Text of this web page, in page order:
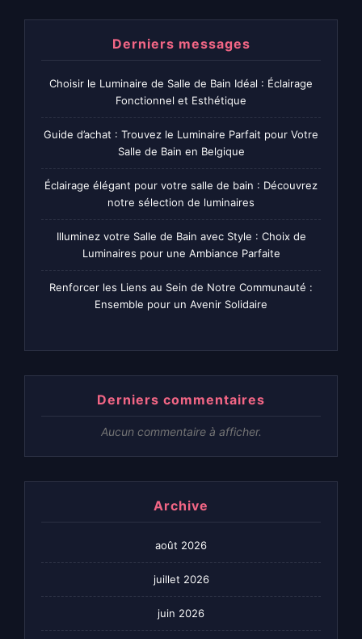
Derniers messages
Choisir le Luminaire de Salle de Bain Idéal : Éclairage
Fonctionnel et Esthétique
Guide d’achat : Trouvez le Luminaire Parfait pour Votre
Salle de Bain en Belgique
Éclairage élégant pour votre salle de bain : Découvrez
notre sélection de luminaires
Illuminez votre Salle de Bain avec Style : Choix de
Luminaires pour une Ambiance Parfaite
Renforcer les Liens au Sein de Notre Communauté :
Ensemble pour un Avenir Solidaire
Derniers commentaires
Aucun commentaire à afficher.
Archive
août 2026
juillet 2026
juin 2026